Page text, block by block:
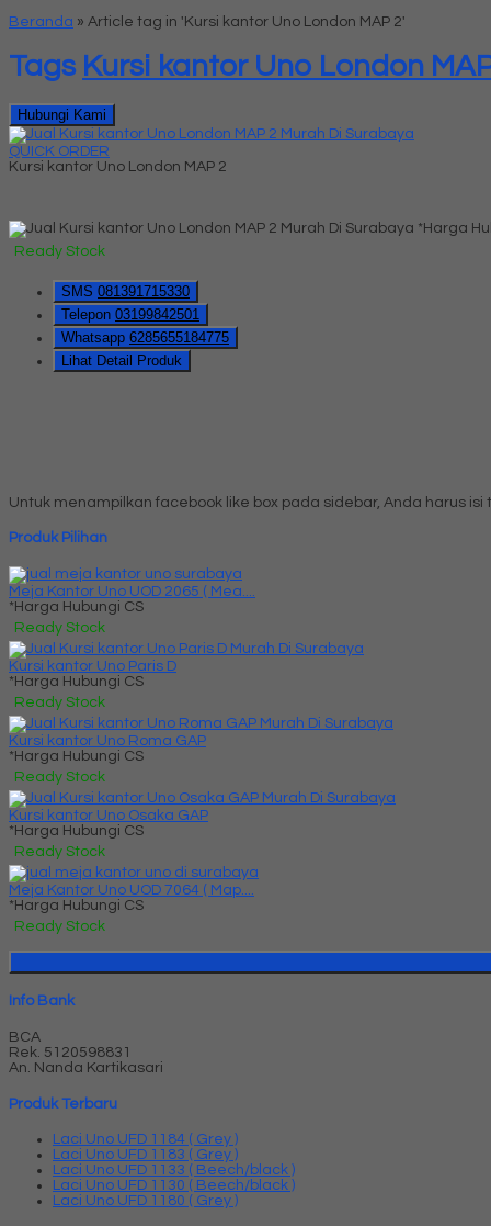
Beranda » Article tag in 'Kursi kantor Uno London MAP 2'
Tags Kursi kantor Uno London
Hubungi Kami
QUICK ORDER
Kursi kantor Uno London MAP 2
*Harga
Ready Stock
SMS 081391715330
Telepon 03199842501
Whatsapp 6285655184775
Lihat Detail Produk
Untuk menampilkan facebook like box pada sidebar, Anda harus
Produk Pilihan
Meja Kantor Uno UOD 2065 ( Mea....
*Harga Hubungi CS
Ready Stock
Kursi kantor Uno Paris D
*Harga Hubungi CS
Ready Stock
Kursi kantor Uno Roma GAP
*Harga Hubungi CS
Ready Stock
Kursi kantor Uno Osaka GAP
*Harga Hubungi CS
Ready Stock
Meja Kantor Uno UOD 7064 ( Map....
*Harga Hubungi CS
Ready Stock
Info Bank
BCA
Rek. 5120598831
An. Nanda Kartikasari
Produk Terbaru
Laci Uno UFD 1184 ( Grey )
Laci Uno UFD 1183 ( Grey )
Laci Uno UFD 1133 ( Beech/black )
Laci Uno UFD 1130 ( Beech/black )
Laci Uno UFD 1180 ( Grey )